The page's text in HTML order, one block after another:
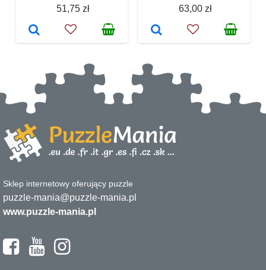
51,75 zł
63,00 zł
Sklep internetowy oferujący puzzle
puzzle-mania@puzzle-mania.pl
www.puzzle-mania.pl